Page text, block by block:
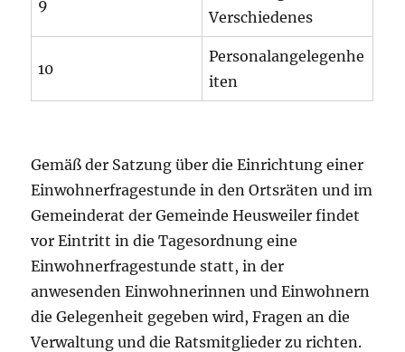
9
Verschiedenes
10
Personalangelegenhe
iten
Gemäß der Satzung über die Einrichtung einer
Einwohnerfragestunde in den Ortsräten und im
Gemeinderat der Gemeinde Heusweiler findet
vor Eintritt in die Tagesordnung eine
Einwohnerfragestunde statt, in der
anwesenden Einwohnerinnen und Einwohnern
die Gelegenheit gegeben wird, Fragen an die
Verwaltung und die Ratsmitglieder zu richten.